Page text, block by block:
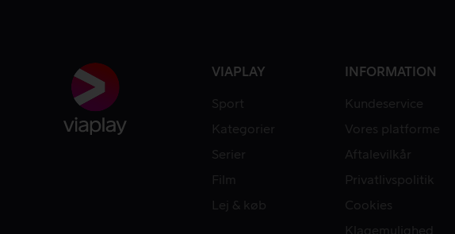
VIAPLAY
Sport
Kategorier
Serier
Film
Lej & køb
INFORMATION
Kundeservice
Vores platforme
Aftalevilkår
Privatlivspolitik
Cookies
Klagemulighed